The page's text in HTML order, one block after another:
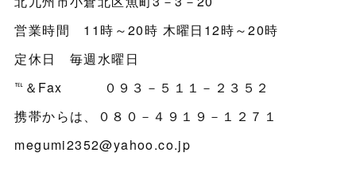
営業時間 11時～20時 木曜日12時～20時
定休日 毎週水曜日
℡＆Fax ０９３－５１１－２３５２
携帯からは、０８０－４９１９－１２７１
megumi2352@yahoo.co.jp